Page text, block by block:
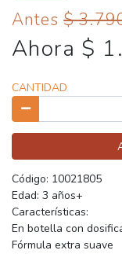
Antes$
Ahora $
CANTIDAD
Código: 10021805
Edad: 3 años+
Características:
En botella con
Fórmula extra suave